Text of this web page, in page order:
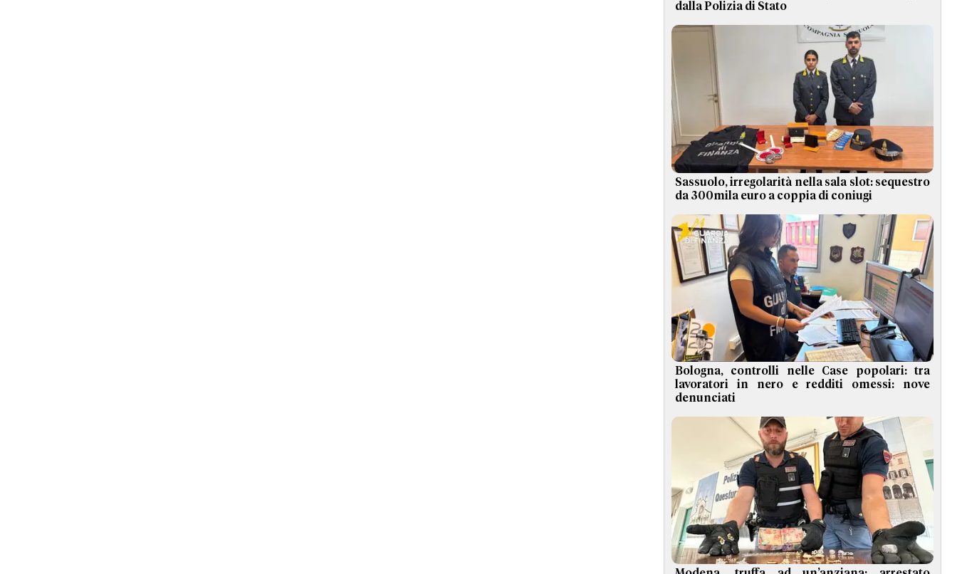
dalla Polizia di Stato
Sassuolo, irregolarità nella sala slot: sequestro
da 300mila euro a coppia di coniugi
Bologna, controlli nelle Case popolari: tra
lavoratori in nero e redditi omessi: nove
denunciati